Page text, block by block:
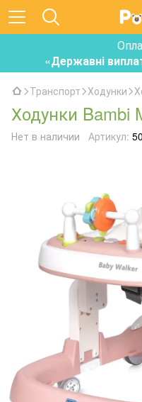
«Державні
Транспорт Ходунки
Ходунки Bambi
Нет в наличии Артикул: